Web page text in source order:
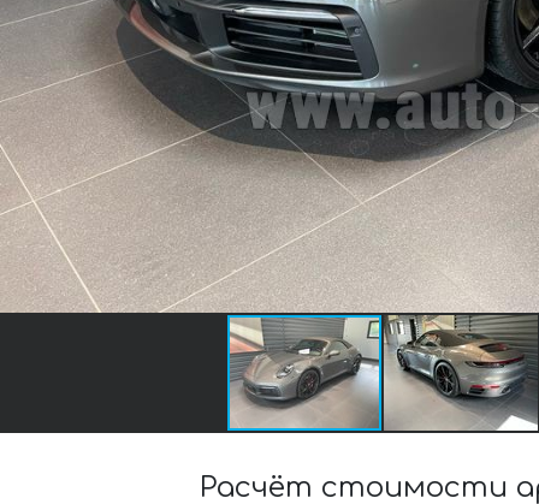
Расчёт стоимости